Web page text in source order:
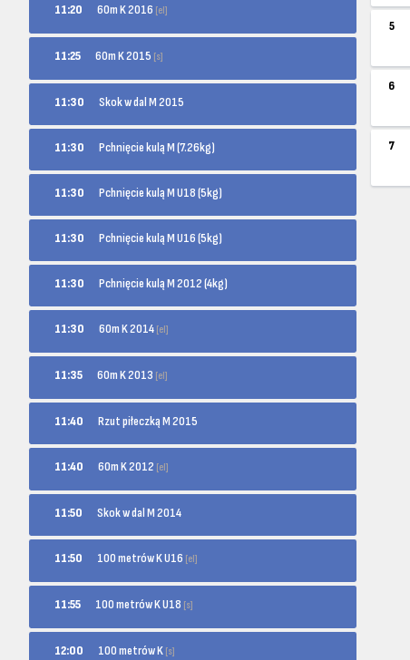
11:20 60m K 2016 [el]
11:25 60m K 2015 [s]
11:30 Skok w dal M 2015
11:30 Pchnięcie kulą M (7.26kg)
11:30 Pchnięcie kulą M U18 (5kg)
11:30 Pchnięcie kulą M U16 (5kg)
11:30 Pchnięcie kulą M 2012 (4kg)
11:30 60m K 2014 [el]
11:35 60m K 2013 [el]
11:40 Rzut piłeczką M 2015
11:40 60m K 2012 [el]
11:50 Skok w dal M 2014
11:50 100 metrów K U16 [el]
11:55 100 metrów K U18 [s]
12:00 100 metrów K [s]
5
6
7